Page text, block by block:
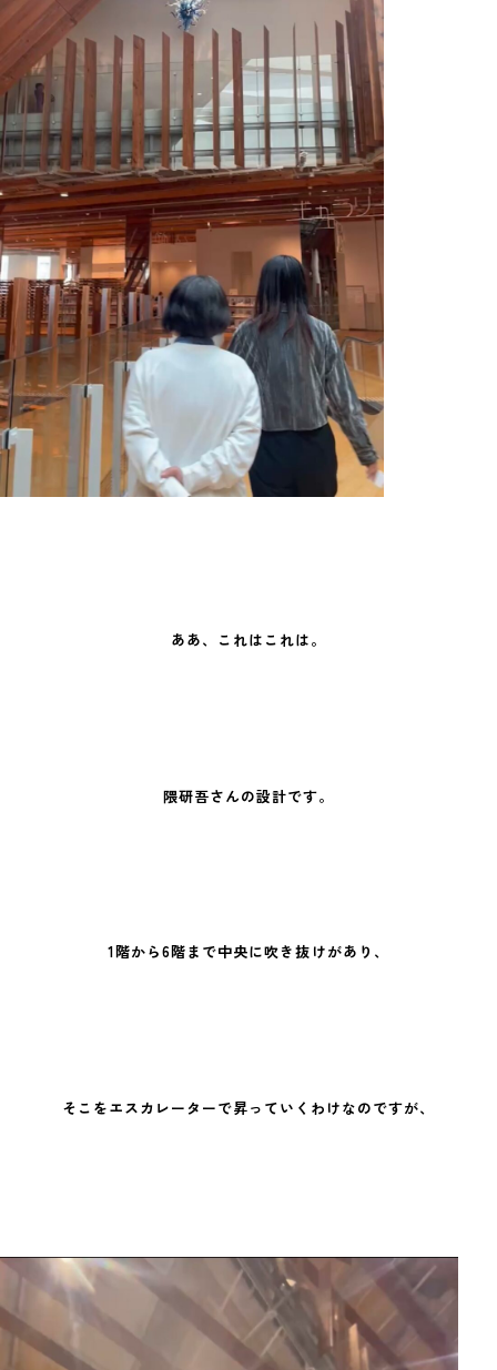
ああ、これはこれは。
隈研吾さんの設計です。
1階から6階まで中央に吹き抜けがあり、
そこをエスカレーターで昇っていくわけなのですが、